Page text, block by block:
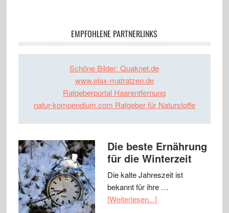
EMPFOHLENE PARTNERLINKS
Schöne Bilder: Quaknet.de
www.elax-matratzen.de
Ratgeberportal Haarentfernung
natur-kompendium.com Ratgeber für Naturstoffe
Die beste Ernährung
für die Winterzeit
Die kalte Jahreszeit ist
bekannt für ihre …
[Weiterlesen...]